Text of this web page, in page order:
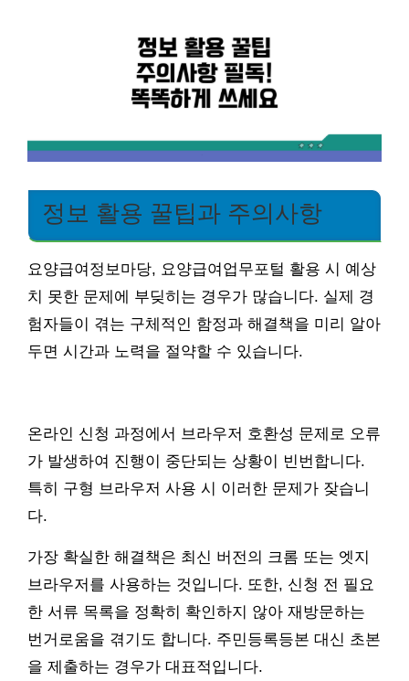
정보 활용 꿀팁과 주의사항
요양급여정보마당, 요양급여업무포털 활용 시 예상
치 못한 문제에 부딪히는 경우가 많습니다. 실제 경
험자들이 겪는 구체적인 함정과 해결책을 미리 알아
두면 시간과 노력을 절약할 수 있습니다.
온라인 신청 과정에서 브라우저 호환성 문제로 오류
가 발생하여 진행이 중단되는 상황이 빈번합니다.
특히 구형 브라우저 사용 시 이러한 문제가 잦습니
다.
가장 확실한 해결책은 최신 버전의 크롬 또는 엣지
브라우저를 사용하는 것입니다. 또한, 신청 전 필요
한 서류 목록을 정확히 확인하지 않아 재방문하는
번거로움을 겪기도 합니다. 주민등록등본 대신 초본
을 제출하는 경우가 대표적입니다.